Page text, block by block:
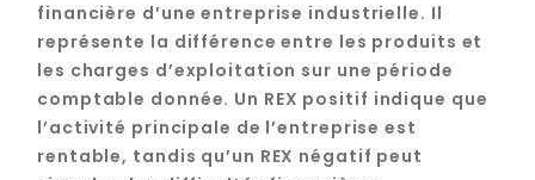
financière d’une entreprise industrielle. Il
représente la différence entre les produits et
les charges d’exploitation sur une période
comptable donnée. Un REX positif indique que
l’activité principale de l’entreprise est
rentable, tandis qu’un REX négatif peut